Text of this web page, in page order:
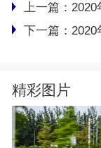
上一篇： 2020
下一篇： 2020
精彩图片